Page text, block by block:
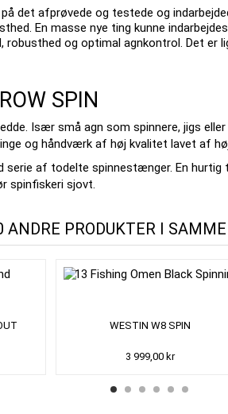
det afprøvede og testede og
En masse nye ting kunne
og optimal agnkontrol. Det er
SPIN
Især små agn som spinnere, jigs
og håndværk af høj kvalitet lavet af
serie af todelte spinnestænger. En hurtig
spinfiskeri sjovt.
ANDRE PRODUKTER I
WESTIN W8 SPIN
3 999,00 kr